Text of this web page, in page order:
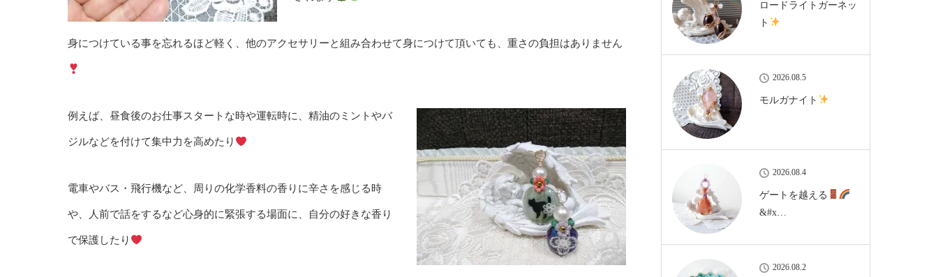
身につけている事を忘れるほど軽く、他のアクセサリーと組み合わせて身につけて頂いても、重さの負担はありません
例えば、昼食後のお仕事スタートな時や運転時に、精油のミントやバ
ジルなどを付けて集中力を高めたり
電車やバス・飛行機など、周りの化学香料の香りに辛さを感じる時
や、人前で話をするなど心身的に緊張する場面に、自分の好きな香り
で保護したり
ロードライトガーネッ
ト
2026.08.5
モルガナイト
2026.08.4
ゲートを越える
&#x…
2026.08.2